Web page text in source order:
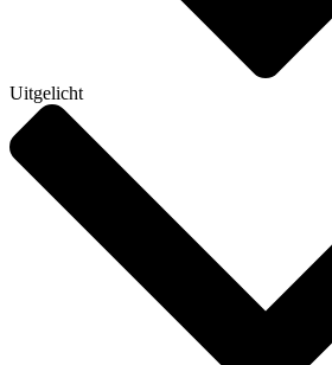
Uitgelicht